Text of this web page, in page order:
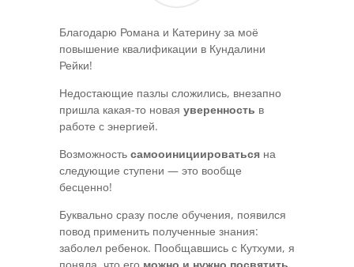
Благодарю Романа и Катерину за моё
повышение квалификации в Кундалини
Рейки!
Недостающие пазлы сложились, внезапно
пришла какая-то новая уверенность в
работе с энергией.
Возможность самооинициироватьсяна
следующие ступени — это вообще
бесценно!
Буквально сразу после обучения, появился
повод применить полученные знания:
заболел ребенок. Пообщавшись с Кутхуми, я